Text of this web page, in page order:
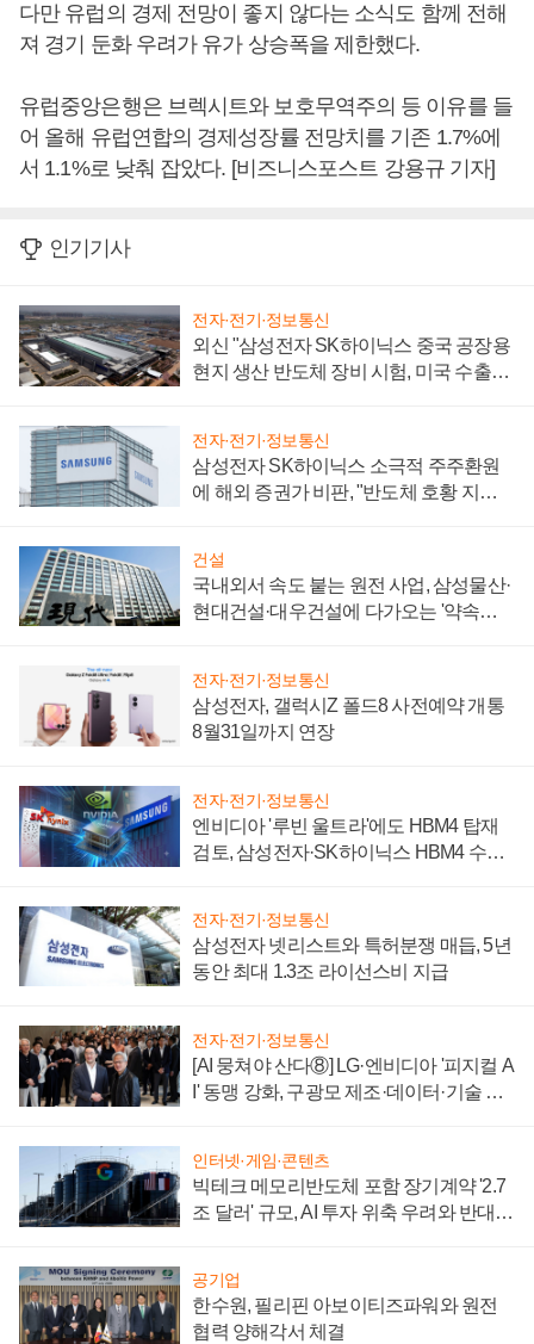
다만 유럽의 경제 전망이 좋지 않다는 소식도 함께 전해
져 경기 둔화 우려가 유가 상승폭을 제한했다.
유럽중앙은행은 브렉시트와 보호무역주의 등 이유를 들
어 올해 유럽연합의 경제성장률 전망치를 기존 1.7%에
서 1.1%로 낮춰 잡았다. [비즈니스포스트 강용규 기자]
인기기사
전자·전기·정보통신
외신 "삼성전자 SK하이닉스 중국 공장용
현지 생산 반도체 장비 시험, 미국 수출통
전자·전기·정보통신
삼성전자 SK하이닉스 소극적 주주환원
에 해외 증권가 비판, "반도체 호황 지속
건설
국내외서 속도 붙는 원전 사업, 삼성물산·
현대건설·대우건설에 다가오는 '약속의
전자·전기·정보통신
삼성전자, 갤럭시Z 폴드8 사전예약 개통
8월31일까지 연장
전자·전기·정보통신
엔비디아 '루빈 울트라'에도 HBM4 탑재
검토, 삼성전자·SK하이닉스 HBM4 수율
전자·전기·정보통신
삼성전자 넷리스트와 특허분쟁 매듭, 5년
동안 최대 1.3조 라이선스비 지급
전자·전기·정보통신
[AI 뭉쳐야 산다⑧] LG·엔비디아 '피지컬 A
I' 동맹 강화, 구광모 제조·데이터·기술 결
인터넷·게임·콘텐츠
빅테크 메모리반도체 포함 장기계약 '2.7
조 달러' 규모, AI 투자 위축 우려와 반대
공기업
한수원, 필리핀 아보이티즈파워와 원전
협력 양해각서 체결